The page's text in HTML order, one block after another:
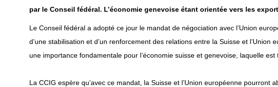
par le Conseil fédéral. L’économie genevoise étant orientée vers les
Le Conseil fédéral a adopté ce jour le mandat de négociation avec l’Union
d’une stabilisation et d’un renforcement des relations entre la Suisse et
une importance fondamentale pour l’économie suisse et genevoise, laquelle est
La CCIG espère qu’avec ce mandat, la Suisse et l’Union européenne